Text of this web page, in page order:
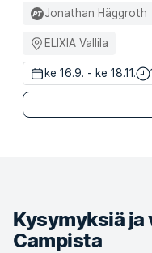
Jonathan Häggroth
ELIXIA Vallila
ke 16.9. - ke 18.11.
Kysymyksiä
Campista